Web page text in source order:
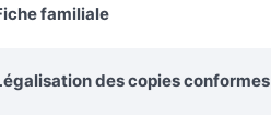
familiale
des copies conformes